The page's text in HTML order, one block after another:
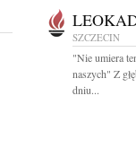
SZCZECIN
"Nie umiera
naszych" Z
dniu...